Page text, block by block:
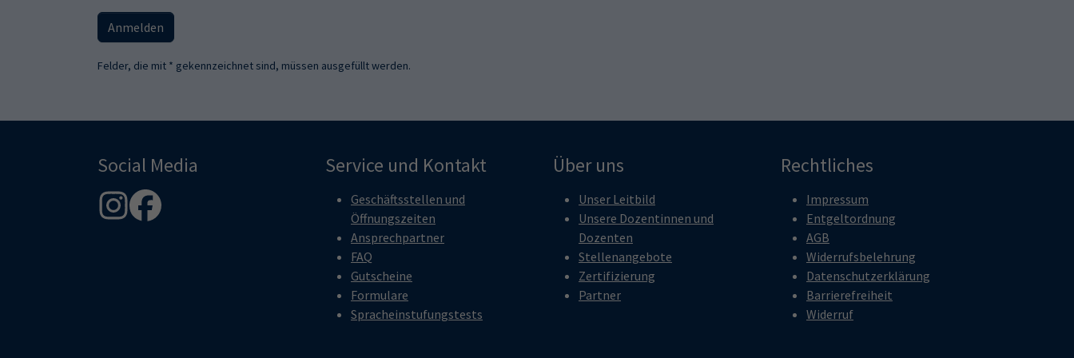
Anmelden
Felder, die mit * gekennzeichnet sind, müssen ausgefüllt werden.
Social Media Service und Kontakt
Geschäftsstellen und
Öffnungszeiten
Ansprechpartner
FAQ
Gutscheine
Formulare
Spracheinstufungstests
Über uns
Unser Leitbild
Unsere Dozentinnen und
Dozenten
Stellenangebote
Zertifizierung
Partner
Rechtliches
Impressum
Entgeltordnung
AGB
Widerrufsbelehrung
Datenschutzerklärung
Barrierefreiheit
Widerruf